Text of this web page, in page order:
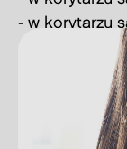
- w korytarzu